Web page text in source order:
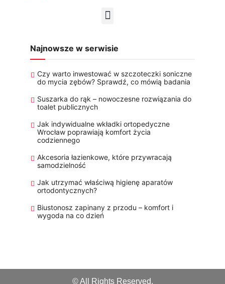
Najnowsze w serwisie
Czy warto inwestować w szczoteczki soniczne
do mycia zębów? Sprawdź, co mówią badania
Suszarka do rąk – nowoczesne rozwiązania do
toalet publicznych
Jak indywidualne wkładki ortopedyczne
Wrocław poprawiają komfort życia
codziennego
Akcesoria łazienkowe, które przywracają
samodzielność
Jak utrzymać właściwą higienę aparatów
ortodontycznych?
Biustonosz zapinany z przodu – komfort i
wygoda na co dzień
© All Rights Reserved.